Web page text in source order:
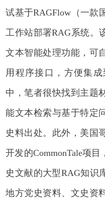
试基于RAGFlow（一款
工作站部署RAG系统。
文本智能处理功能，可
用程序接口，方便集
中，笔者很快找到主题
能文本检索与基于特定
史料出处。此外，美国
开发的CommonTale项
史文献的大型RAG知识
地方党史资料、文史资